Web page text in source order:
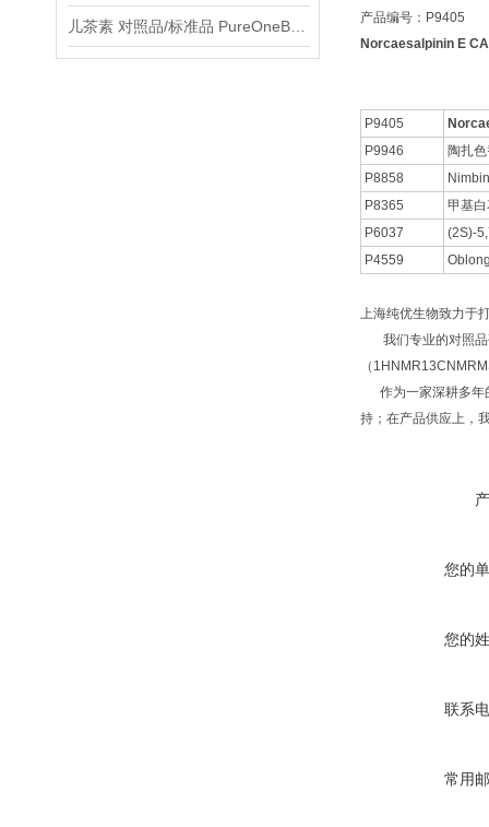
产品编号：P9405
Norcaesalpinin E
P9405
P9946
陶扎
P8858
Nimbin
P8365
甲基
P6037
(2S)-
P4559
上海纯优生物致力于
我们专业的对照品
（
作为一家深耕多年
持；在产品供应上，
您的
您的
联系
常用